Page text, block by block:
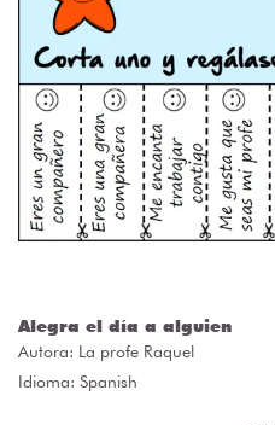
Alegra el día a alguien
Autora: La profe Raquel
Idioma: Spanish